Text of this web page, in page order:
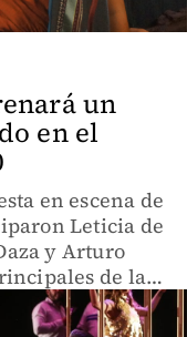
un
en el
en escena de
Leticia de
y Arturo
de la
este 8 de mayo.